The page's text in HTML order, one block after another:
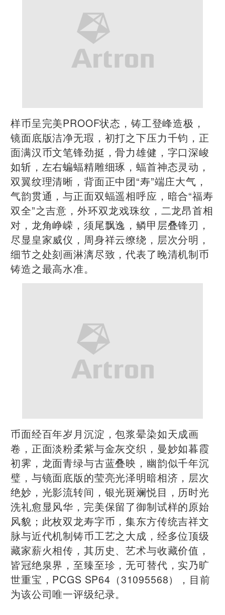
样币呈完美PROOF状态，铸工登峰造极，
镜面底版洁净无瑕，初打之下压力千钧，正
面满汉币文笔锋劲挺，骨力雄健，字口深峻
如斩，左右蝙蝠精雕细琢，蝠首神态灵动，
双翼纹理清晰，背面正中团“寿”端庄大气，
气韵贯通，与正面双蝠遥相呼应，暗合“福寿
双全”之吉意，外环双龙戏珠纹，二龙昂首相
对，龙角峥嵘，须尾飘逸，鳞甲层叠锋刃，
尽显皇家威仪，周身祥云缭绕，层次分明，
细节之处刻画淋漓尽致，代表了晚清机制币
铸造之最高水准。
币面经百年岁月沉淀，包浆晕染如天成画
卷，正面淡粉柔紫与金灰交织，曼妙如暮霞
初霁，龙面青绿与古蓝叠映，幽韵似千年沉
璧，与镜面底版的莹亮光泽明暗相济，层次
绝妙，光影流转间，银光斑斓悦目，历时光
洗礼愈显风华，完美保留了御制试样的原始
风貌；此枚双龙寿字币，集东方传统吉祥文
脉与近代机制铸币工艺之大成，经多位顶级
藏家薪火相传，其历史、艺术与收藏价值，
皆冠绝泉界，至臻至珍，无可替代，实乃旷
世重宝，PCGS SP64（31095568），目前
为该公司唯一评级纪录。